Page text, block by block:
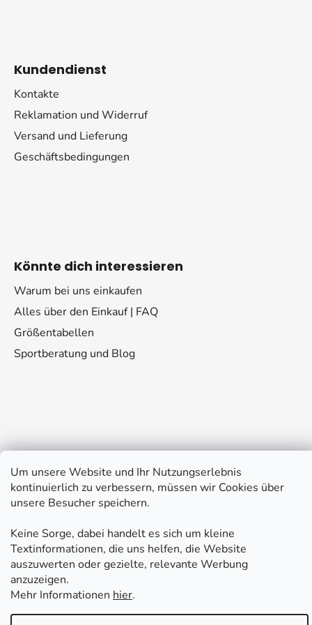
Um unsere Website und Ihr Nutzungserlebnis
kontinuierlich zu verbessern, müssen wir Cookies über
unsere Besucher speichern.
Keine Sorge, dabei handelt es sich um kleine
Textinformationen, die uns helfen, die Website
auszuwerten oder gezielte, relevante Werbung
anzuzeigen.
Mehr Informationen hier.
Kundendienst
Kontakte
Reklamation und Widerruf
Versand und Lieferung
Geschäftsbedingungen
Könnte dich interessieren
Warum bei uns einkaufen
Alles über den Einkauf | FAQ
Größentabellen
Sportberatung und Blog
Kontakt
eshop@fitplus.at
Erstellt von Shoptet Premium
Copyright 2026FIT PLUS. Alle Rechte vorbehalten.